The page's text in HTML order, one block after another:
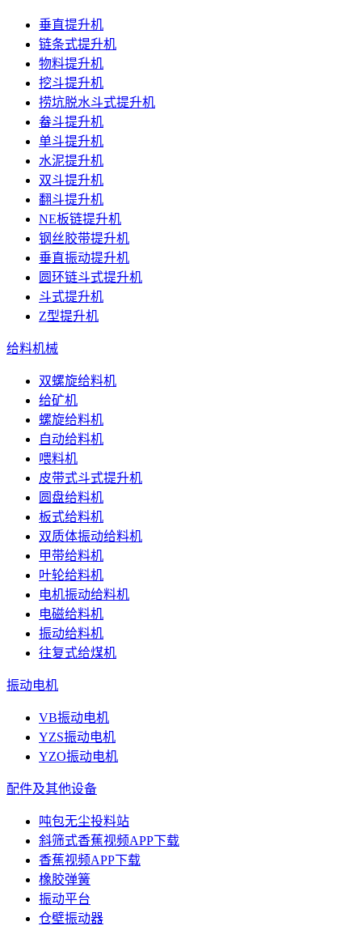
垂直提升机
链条式提升机
物料提升机
挖斗提升机
捞坑脱水斗式提升机
畚斗提升机
单斗提升机
水泥提升机
双斗提升机
翻斗提升机
NE板链提升机
钢丝胶带提升机
垂直振动提升机
圆环链斗式提升机
斗式提升机
Z型提升机
给料机械
双螺旋给料机
给矿机
螺旋给料机
自动给料机
喂料机
皮带式斗式提升机
圆盘给料机
板式给料机
双质体振动给料机
甲带给料机
叶轮给料机
电机振动给料机
电磁给料机
振动给料机
往复式给煤机
振动电机
VB振动电机
YZS振动电机
YZO振动电机
配件及其他设备
吨包无尘投料站
斜筛式香蕉视频APP下载
香蕉视频APP下载
橡胶弹簧
振动平台
仓壁振动器